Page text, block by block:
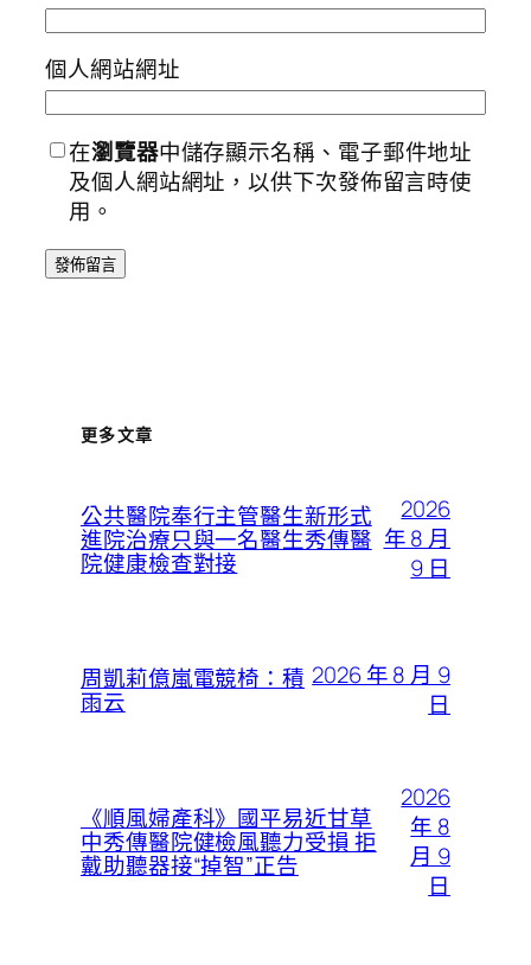
個人網站網址
在瀏覽器中儲存顯示名稱、電子郵件地址
及個人網站網址，以供下次發佈留言時使
用。
更多文章
公共醫院奉行主管醫生新形式
進院治療只與一名醫生秀傳醫
院健康檢查對接
2026
年 8 月
9 日
周凱莉億嵐電競椅：積
雨云
2026 年 8 月 9
日
《順風婦產科》國平易近甘草
中秀傳醫院健檢風聽力受損 拒
戴助聽器接“掉智”正告
2026
年 8
月 9
日